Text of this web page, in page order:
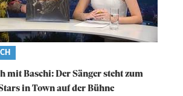
mit Baschi: Der Sänger steht zum
in Town auf der Bühne